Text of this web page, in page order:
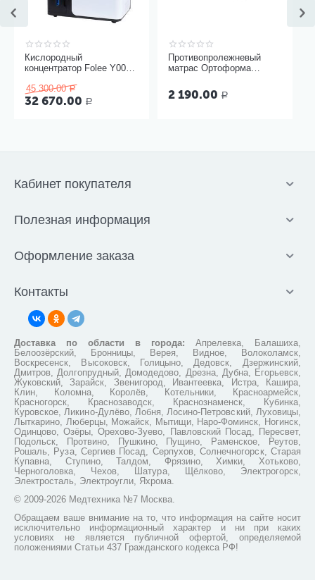
Кислородный
концентратор Folee Y007-
45 300.00 Р
32 670.00 Р
Противопролежневый
матрас Ортоформа
2 190.00 Р
Кабинет покупателя
Полезная информация
Оформление заказа
Контакты
Доставка по области в города: Апрелевка, Балашиха,
Белоозёрский, Бронницы, Верея, Видное, Волоколамск,
Воскресенск, Высоковск, Голицыно, Дедовск, Дзержинский,
Дмитров, Долгопрудный, Домодедово, Дрезна, Дубна, Егорьевск,
Жуковский, Зарайск, Звенигород, Ивантеевка, Истра, Кашира,
Клин, Коломна, Королёв, Котельники, Красноармейск,
Красногорск, Краснозаводск, Краснознаменск, Кубинка,
Куровское, Ликино-Дулёво, Лобня, Лосино-Петровский, Луховицы,
Лыткарино, Люберцы, Можайск, Мытищи, Наро-Фоминск, Ногинск,
Одинцово, Озёры, Орехово-Зуево, Павловский Посад, Пересвет,
Подольск, Протвино, Пушкино, Пущино, Раменское, Реутов,
Рошаль, Руза, Сергиев Посад, Серпухов, Солнечногорск, Старая
Купавна, Ступино, Талдом, Фрязино, Химки, Хотьково,
Черноголовка, Чехов, Шатура, Щёлково, Электрогорск,
Электросталь, Электроугли, Яхрома.
© 2009-2026 Медтехника №7 Москва.
Обращаем ваше внимание на то, что информация на сайте носит
исключительно информационный характер и ни при каких
условиях не является публичной офертой, определяемой
положениями Статьи 437 Гражданского кодекса РФ!